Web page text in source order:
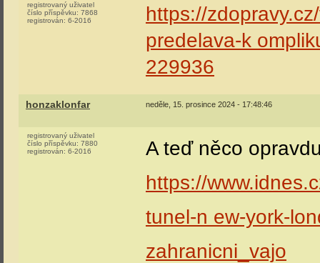
registrovaný uživatel
číslo příspěvku: 7868
registrován: 6-2016
https://
predelava-k
229936
honzaklonfar neděle, 15. prosince 2024 - 17:48:46
registrovaný uživatel
číslo příspěvku: 7880
registrován: 6-2016
A teď něco
https://
tunel-n ew-york-
zahranicni_vajo